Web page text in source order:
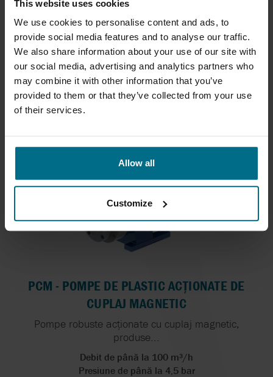
This website uses cookies
We use cookies to personalise content and ads, to
provide social media features and to analyse our traffic.
We also share information about your use of our site with
our social media, advertising and analytics partners who
may combine it with other information that you’ve
provided to them or that they’ve collected from your use
of their services.
Allow all
Customize
PTM PUMPS
Pompe turbină acționate de cuplaj magnetic
pentru...
Debit de până la 15 m³/h
Presiune de până la 5,5 bar
PCM - POMPE DE PLASTIC ACȚIONATE DE
CUPLAJ MAGNETIC
Pompe robuste acționate cu cuplaj magnetic,
produse...
Debit de până la 100 m³/h
Presiune de până la 4,5 bar